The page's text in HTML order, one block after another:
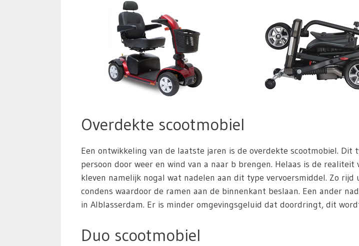
Overdekte scootmobiel
Een ontwikkeling van de laatste jaren is de overdekte scootmobiel.
persoon door weer en wind van a naar b brengen. Helaas is de
kleven namelijk nogal wat nadelen aan dit type vervoersmiddel. Zo
condens waardoor de ramen aan de binnenkant beslaan. Een ander
in Alblasserdam. Er is minder omgevingsgeluid dat doordringt, dit
Duo scootmobiel